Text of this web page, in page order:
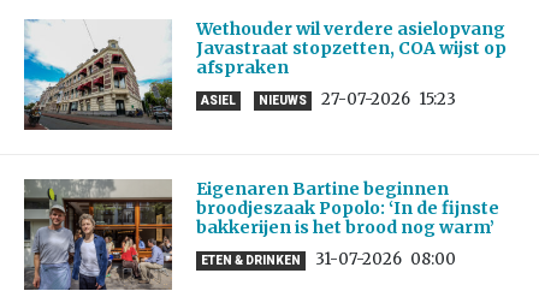
Wethouder wil verdere asielopvang
Javastraat stopzetten, COA wijst op
afspraken
ASIEL NIEUWS 27-07-2026 15:23
Eigenaren Bartine beginnen
broodjeszaak Popolo: ‘In de fijnste
bakkerijen is het brood nog warm’
ETEN & DRINKEN 31-07-2026 08:00